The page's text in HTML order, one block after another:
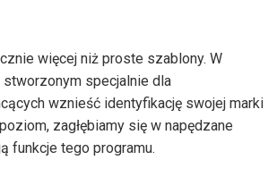
więcej niż proste szablony. W
specjalnie dla
wznieść identyfikację swojej marki
zagłębiamy się w napędzane
funkcje tego programu.